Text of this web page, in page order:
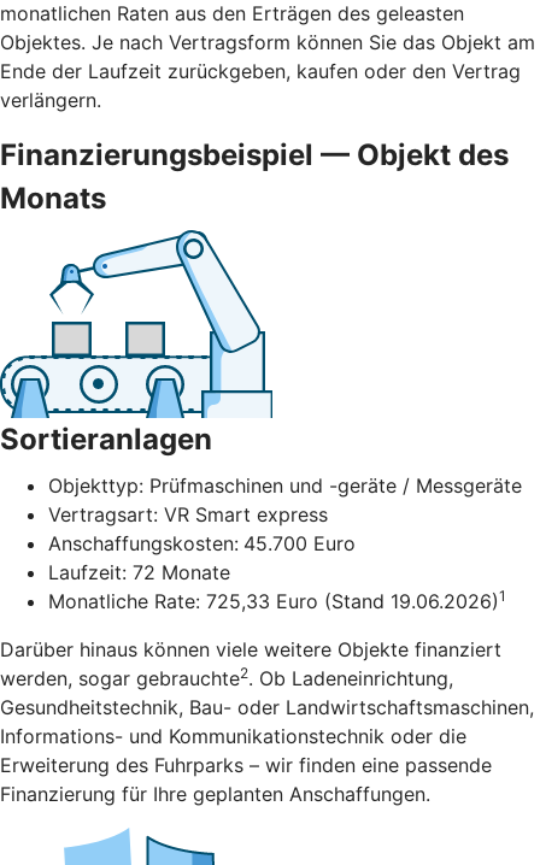
monatlichen Raten aus den Erträgen des geleasten
Objektes. Je nach Vertragsform können Sie das Objekt am
Ende der Laufzeit zurückgeben, kaufen oder den Vertrag
verlängern.
Finanzierungsbeispiel — Objekt des
Monats
Sortieranlagen
Objekttyp: Prüfmaschinen und -geräte / Messgeräte
Vertragsart: VR Smart express
Anschaffungskosten: 45.700 Euro
Laufzeit: 72 Monate
Monatliche Rate: 725,33 Euro (Stand 19.06.2026)1
Darüber hinaus können viele weitere Objekte finanziert
werden, sogar gebrauchte2. Ob Ladeneinrichtung,
Gesundheitstechnik, Bau- oder Landwirtschaftsmaschinen,
Informations- und Kommunikationstechnik oder die
Erweiterung des Fuhrparks – wir finden eine passende
Finanzierung für Ihre geplanten Anschaffungen.